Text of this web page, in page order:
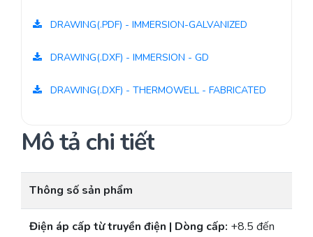
DRAWING(.PDF) - IMMERSION-GALVANIZED
DRAWING(.DXF) - IMMERSION - GD
DRAWING(.DXF) - THERMOWELL - FABRICATED
Mô tả chi tiết
Thông số sản phẩm
Điện áp cấp từ truyền điện | Dòng cấp: +8.5 đến